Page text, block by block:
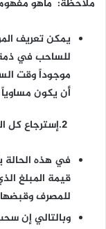
ملاحظة: ماهو
يمكن تعريف
للساحب في
موجوداً وقت
أن يكون
2.إسترجاع كل المؤونة أو بعضها بعد سحب الشيك:
في هذه
قيمة المبلغ
للمصرف
وبالتالي إن